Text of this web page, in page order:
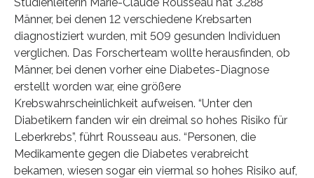
Männer, bei denen 12 verschiedene Krebsarten
diagnostiziert wurden, mit 509 gesunden Individuen
verglichen. Das Forscherteam wollte herausfinden, ob
Männer, bei denen vorher eine Diabetes-Diagnose
erstellt worden war, eine größere
Krebswahrscheinlichkeit aufweisen. “Unter den
Diabetikern fanden wir ein dreimal so hohes Risiko für
Leberkrebs”, führt Rousseau aus. “Personen, die
Medikamente gegen die Diabetes verabreicht
bekamen, wiesen sogar ein viermal so hohes Risiko auf,